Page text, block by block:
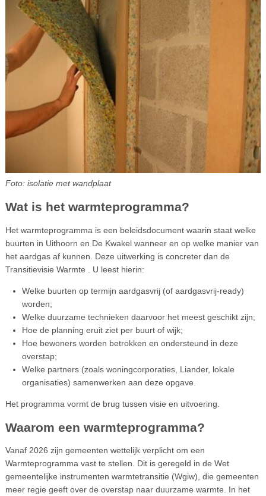
Foto: isolatie met wandplaat
Wat is het warmteprogramma?
Het warmteprogramma is een beleidsdocument waarin staat welke
buurten in Uithoorn en De Kwakel wanneer en op welke manier van
het aardgas af kunnen. Deze uitwerking is concreter dan de
Transitievisie Warmte . U leest hierin:
Welke buurten op termijn aardgasvrij (of aardgasvrij-ready)
worden;
Welke duurzame technieken daarvoor het meest geschikt zijn;
Hoe de planning eruit ziet per buurt of wijk;
Hoe bewoners worden betrokken en ondersteund in deze
overstap;
Welke partners (zoals woningcorporaties, Liander, lokale
organisaties) samenwerken aan deze opgave.
Het programma vormt de brug tussen visie en uitvoering.
Waarom een warmteprogramma?
Vanaf 2026 zijn gemeenten wettelijk verplicht om een
Warmteprogramma vast te stellen. Dit is geregeld in de Wet
gemeentelijke instrumenten warmtetransitie (Wgiw), die gemeenten
meer regie geeft over de overstap naar duurzame warmte. In het